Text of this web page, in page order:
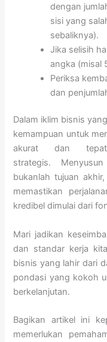
dengan
sisi yang
sebaliknya).
Jika selisih
angka (misal
Periksa
dan
Dalam iklim bisnis
kemampuan untuk
akurat dan
strategis.
bukanlah tujuan
memastikan
kredibel dimulai dari
Mari jadikan
dan standar kerja
bisnis yang lahir dari
pondasi yang kokoh
berkelanjutan.
Bagikan artikel ini
memerlukan